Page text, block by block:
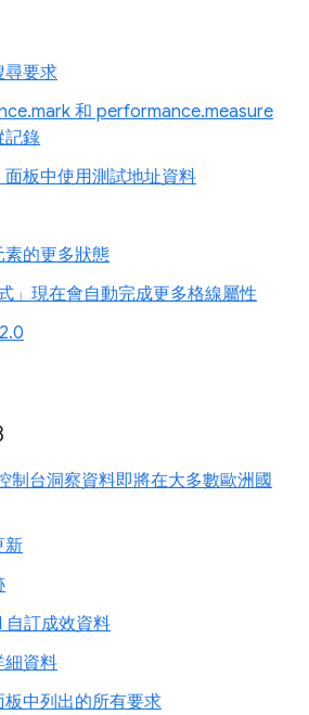
尋要求
和 performance.measure
記錄
板中使用測試地址資料
的更多狀態
」現在會自動完成更多格線屬性
制台洞察資料即將在大多數歐洲國
新
自訂成效資料
細資料
中列出的所有要求